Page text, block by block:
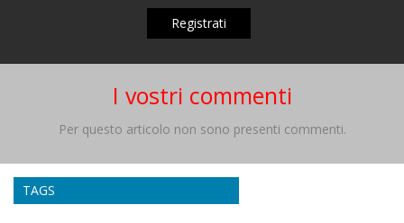
Registrati
I vostri commenti
Per questo articolo non sono presenti commenti.
TAGS